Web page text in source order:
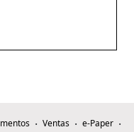
Ventas
e-Paper